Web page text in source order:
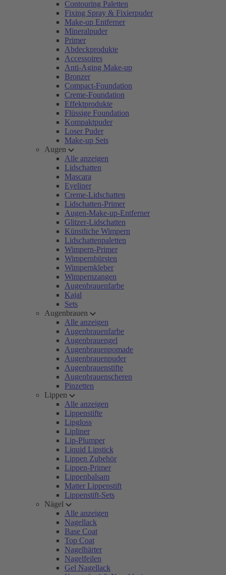
Contouring Paletten
Fixing Spray & Fixierpuder
Make-up Entferner
Mineralpuder
Primer
Abdeckprodukte
Accessoires
Anti-Aging Make-up
Bronzer
Compact-Foundation
Creme-Foundation
Effektprodukte
Flüssige Foundation
Kompaktpuder
Loser Puder
Make-up Sets
Augen
Alle anzeigen
Lidschatten
Mascara
Eyeliner
Creme-Lidschatten
Lidschatten-Primer
Augen-Make-up-Entferner
Glitzer-Lidschatten
Künstliche Wimpern
Lidschattenpaletten
Wimpern-Primer
Wimpernbürsten
Wimpernkleber
Wimpernzangen
Augenbrauenfarbe
Kajal
Sets
Augenbrauen
Alle anzeigen
Augenbrauenfarbe
Augenbrauengel
Augenbrauenpomade
Augenbrauenpuder
Augenbrauenstifte
Augenbrauenscheren
Pinzetten
Lippen
Alle anzeigen
Lippenstifte
Lipgloss
Lipliner
Lip-Plumper
Liquid Lipstick
Lippen Zubehör
Lippen-Primer
Lippenbalsam
Matter Lippenstift
Lippenstift-Sets
Nägel
Alle anzeigen
Nagellack
Base Coat
Top Coat
Nagelhärter
Nagelfeilen
Gel Nagellack